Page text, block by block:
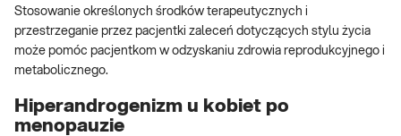
Stosowanie określonych środków terapeutycznych i
przestrzeganie przez pacjentki zaleceń dotyczących stylu życia
może pomóc pacjentkom w odzyskaniu zdrowia reprodukcyjnego i
metabolicznego.
Hiperandrogenizm u kobiet po
menopauzie